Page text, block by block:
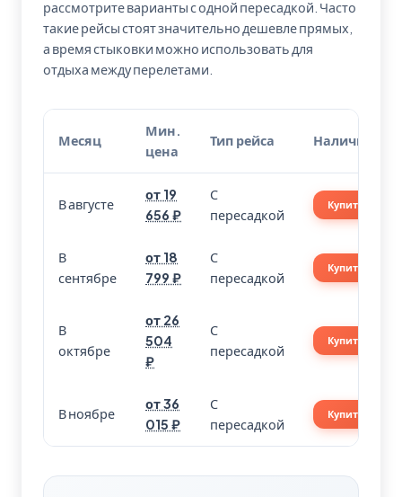
рассмотрите варианты с одной пересадкой. Часто
такие рейсы стоят значительно дешевле прямых,
а время стыковки можно использовать для
отдыха между перелетами.
Месяц
Мин.
цена
Тип рейса Наличие
В августе
от 19
656 ₽
С
пересадкой
Купить
В
сентябре
от 18
799 ₽
С
пересадкой
Купить
В
октябре
от 26
504
₽
С
пересадкой
Купить
В ноябре
от 36
015 ₽
С
пересадкой
Купить